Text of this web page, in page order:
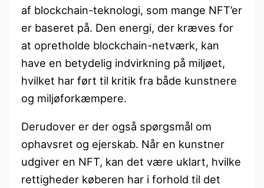
af blockchain-teknologi, som mange NFT’er
er baseret på. Den energi, der kræves for
at opretholde blockchain-netværk, kan
have en betydelig indvirkning på miljøet,
hvilket har ført til kritik fra både kunstnere
og miljøforkæmpere.
Derudover er der også spørgsmål om
ophavsret og ejerskab. Når en kunstner
udgiver en NFT, kan det være uklart, hvilke
rettigheder køberen har i forhold til det